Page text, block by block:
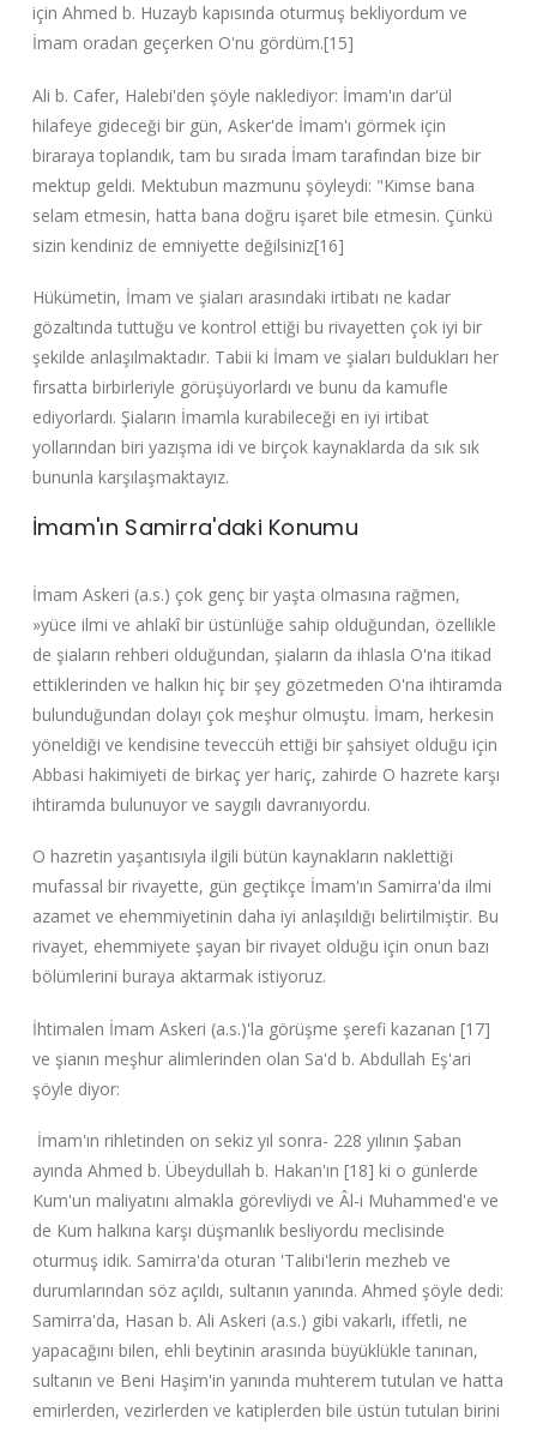
için Ahmed b. Huzayb kapısında oturmuş bekliyordum ve
İmam oradan geçerken O'nu gördüm.[15]
Ali b. Cafer, Halebi'den şöyle naklediyor: İmam'ın dar'ül
hilafeye gideceği bir gün, Asker'de İmam'ı görmek için
biraraya toplandık, tam bu sırada İmam tarafından bize bir
mektup geldi. Mektubun mazmunu şöyleydi: "Kimse bana
selam etmesin, hatta bana doğru işaret bile etmesin. Çünkü
sizin kendiniz de emniyette değilsiniz[16]
Hükümetin, İmam ve şiaları arasındaki irtibatı ne kadar
gözaltında tuttuğu ve kontrol ettiği bu rivayetten çok iyi bir
şekilde anlaşılmaktadır. Tabii ki İmam ve şiaları buldukları her
fırsatta birbirleriyle görüşüyorlardı ve bunu da kamufle
ediyorlardı. Şiaların İmamla kurabileceği en iyi irtibat
yollarından biri yazışma idi ve birçok kaynaklarda da sık sık
bu‌nunla karşılaşmaktayız.
İmam'ın Samirra'daki Konumu
İmam Askeri (a.s.) çok genç bir yaşta olmasına rağmen,
»yüce ilmi ve ahlakî bir üstünlüğe sahip olduğundan, özellikle
de şiaların rehberi olduğundan, şiaların da ihlasla O'na itikad
ettiklerinden ve halkın hiç bir şey gözetmeden O'na ihtiramda
bulunduğundan dolayı çok meşhur olmuştu. İmam, herkesin
yöneldiği ve kendisine teveccüh ettiği bir şahsiyet olduğu için
Abbasi hakimiyeti de birkaç yer hariç, zahirde O hazrete karşı
ihtiramda bulunuyor ve saygılı davranıyordu.
O hazretin yaşantısıyla ilgili bütün kaynakların naklettiği
mufassal bir rivayette, gün geçtikçe İmam'ın Samirra'da ilmi
azamet ve ehemmiyetinin daha iyi anlaşıldığı belirtilmiştir. Bu
rivayet, ehemmiyete şayan bir rivayet olduğu için onun bazı
bölümlerini buraya aktarmak istiyoruz.
İhtimalen İmam Askeri (a.s.)'la görüşme şerefi kazanan [17]
ve şianın meşhur alimlerinden olan Sa'd b. Abdullah Eş'ari
şöyle diyor:
İmam'ın rihletinden on sekiz yıl sonra- 228 yılının Şaban
ayında Ahmed b. Übeydullah b. Hakan'ın [18] ki o günlerde
Kum'un maliyatını almakla görevliydi ve Âl-i Muhammed'e ve
de Kum halkına karşı düşmanlık besliyordu meclisinde
oturmuş idik. Samirra'da oturan 'Talibi'lerin mezheb ve
durumlarından söz açıldı, sultanın yanında. Ahmed şöyle dedi:
Samirra'da, Hasan b. Ali Askeri (a.s.) gibi vakarlı, iffetli, ne
yapacağını bilen, ehli beytinin arasında büyüklükle tanınan,
sultanın ve Beni Haşim'in yanında muhterem tutulan ve hatta
emirlerden, vezirlerden ve katiplerden bile üstün tutulan birini